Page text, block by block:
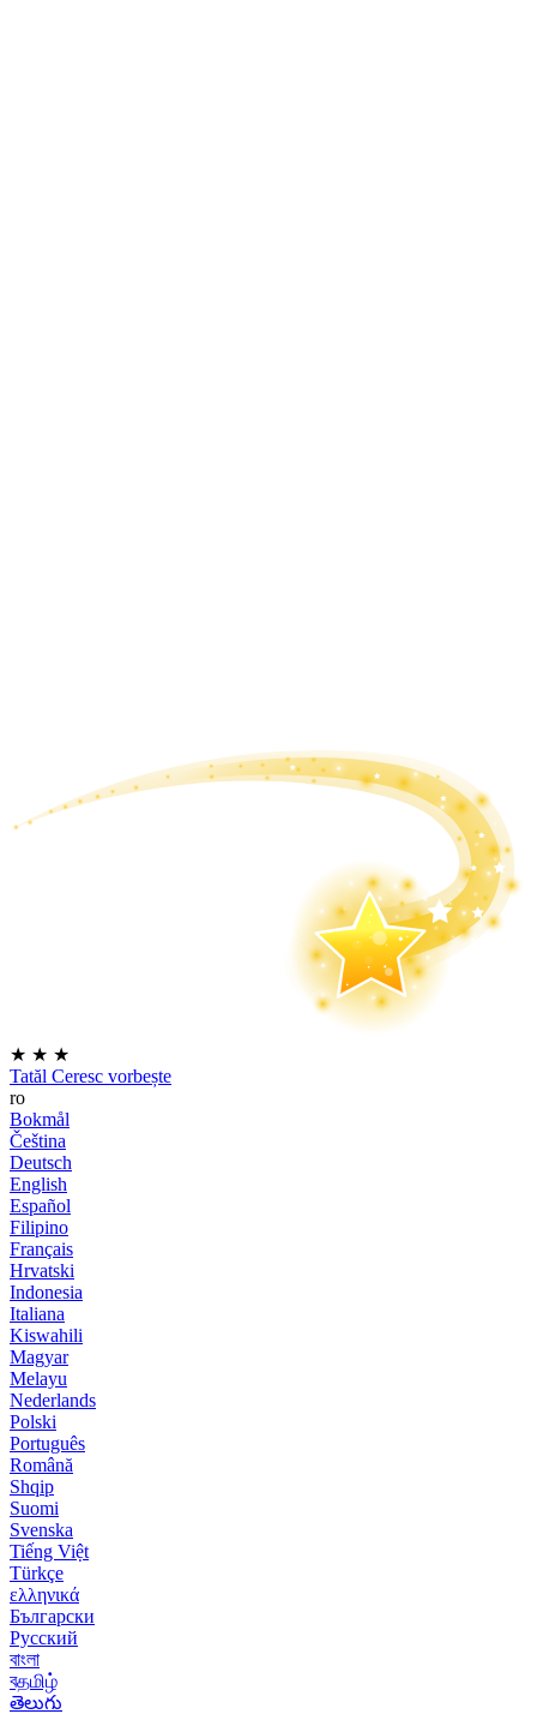
★ ★ ★
Tatăl Ceresc vorbește
ro
Bokmål
Čeština
Deutsch
English
Español
Filipino
Français
Hrvatski
Indonesia
Italiana
Kiswahili
Magyar
Melayu
Nederlands
Polski
Português
Română
Shqip
Suomi
Svenska
Tiếng Việt
Türkçe
ελληνικά
Български
Русский
বাংলা
বதமிழ்
తెలుగు